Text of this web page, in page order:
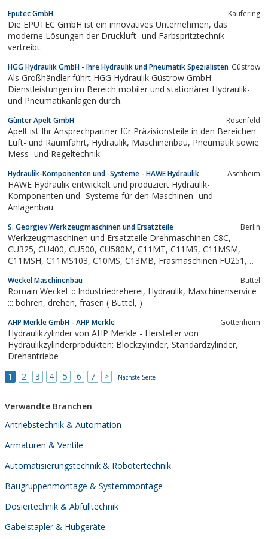
Eputec GmbH Kaufering
Die EPUTEC GmbH ist ein innovatives Unternehmen, das
moderne Lösungen der Druckluft- und Farbspritztechnik
vertreibt.
HGG Hydraulik GmbH - Ihre Hydraulik und Pneumatik Spezialisten Güstrow
Als Großhändler führt HGG Hydraulik Güstrow GmbH
Dienstleistungen im Bereich mobiler und stationärer Hydraulik-
und Pneumatikanlagen durch.
Günter Apelt GmbH Rosenfeld
Apelt ist Ihr Ansprechpartner für Präzisionsteile in den Bereichen
Luft- und Raumfahrt, Hydraulik, Maschinenbau, Pneumatik sowie
Mess- und Regeltechnik
Hydraulik-Komponenten und -Systeme - HAWE Hydraulik Aschheim
HAWE Hydraulik entwickelt und produziert Hydraulik-
Komponenten und -Systeme für den Maschinen- und
Anlagenbau.
S. Georgiev Werkzeugmaschinen und Ersatzteile Berlin
Werkzeugmaschinen und Ersatzteile Drehmaschinen C8C,
CU325, CU400, CU500, CU580M, C11MT, C11MS, C11MSM,
C11MSH, C11MS103, C10MS, C13MB, Fräsmaschinen FU251,
PK045, PK050, PK055, Bügelsägemaschinen ON165, ON253,
ON280, Exzenterpressen PE63, PE100, PE160,...
Weckel Maschinenbau Büttel
Romain Weckel ::: Industriedreherei, Hydraulik, Maschinenservice
::: bohren, drehen, fräsen ( Büttel, )
AHP Merkle GmbH - AHP Merkle Gottenheim
Hydraulikzylinder von AHP Merkle - Hersteller von
Hydraulikzylinderprodukten: Blockzylinder, Standardzylinder,
Drehantriebe
1
2 3 4 5 6 7 > Nächste Seite
Verwandte Branchen
Antriebstechnik & Automation
Armaturen & Ventile
Automatisierungstechnik & Robotertechnik
Baugruppenmontage & Systemmontage
Dosiertechnik & Abfülltechnik
Gabelstapler & Hubgeräte